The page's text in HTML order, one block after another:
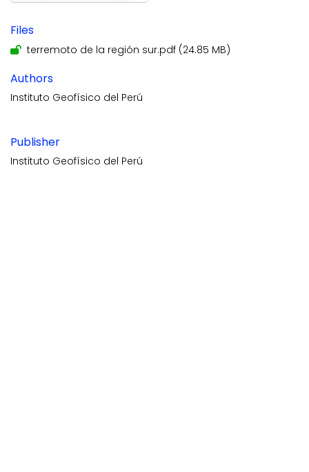
Files
terremoto de la región sur.pdf (24.85 MB)
Authors
Instituto Geofísico del Perú
Publisher
Instituto Geofísico del Perú